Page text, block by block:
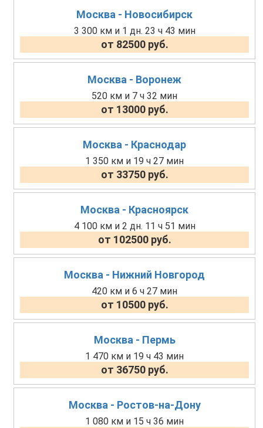
Москва - Новосибирск
3 300 км и 1 дн. 23 ч 43 мин
от 82500 руб.
Москва - Воронеж
520 км и 7 ч 32 мин
от 13000 руб.
Москва - Краснодар
1 350 км и 19 ч 27 мин
от 33750 руб.
Москва - Красноярск
4 100 км и 2 дн. 11 ч 51 мин
от 102500 руб.
Москва - Нижний Новгород
420 км и 6 ч 27 мин
от 10500 руб.
Москва - Пермь
1 470 км и 19 ч 43 мин
от 36750 руб.
Москва - Ростов-на-Дону
1 080 км и 15 ч 36 мин